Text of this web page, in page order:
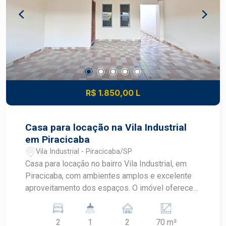
conforto e comodidade em todos os ambientes
atendidos. O imóvel conta ainda com 1 vaga de
garagem, reunindo tudo o que você precisa para
morar com tranquilidade, segurança e excelente
localização. Uma excelente oportunidade para
quem busca um imóvel espaçoso, funcional e
pronto para morar em Piracicaba. Construa seu
futuro com quem é agente de desenvolvimento
do mercado imobiliário de Piracicaba. Agende
R$ 1.850,00 L
Casa para locação na Vila Industrial
em Piracicaba
Vila Industrial - Piracicaba/SP
Casa para locação no bairro Vila Industrial, em
Piracicaba, com ambientes amplos e excelente
aproveitamento dos espaços. O imóvel oferece
ótima distribuição interna, proporcionando
praticidade e conforto em uma das regiões mais
2 1 2 70 m²